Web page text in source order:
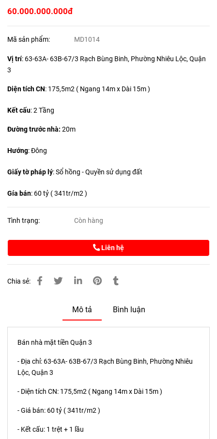
60.000.000.000đ
Mã sản phẩm: MD1014
Vị trí: 63-63A- 63B-67/3 Rạch Bùng Binh, Phường Nhiêu Lộc, Quận
3
Diện tích CN: 175,5m2 ( Ngang 14m x Dài 15m )
Kết cấu: 2 Tầng
Đường trước nhà: 20m
Hướng: Đông
Giấy tờ pháp lý: Sổ hồng - Quyền sử dụng đất
Gía bán: 60 tỷ ( 341tr/m2 )
Tình trạng: Còn hàng
Liên hệ
Chia sẻ:
Mô tả Bình luận
Bán nhà mặt tiền Quận 3
- Địa chỉ: 63-63A- 63B-67/3 Rạch Bùng Binh, Phường Nhiêu
Lộc, Quận 3
- Diện tích CN: 175,5m2 ( Ngang 14m x Dài 15m )
- Giá bán: 60 tỷ ( 341tr/m2 )
- Kết cấu: 1 trệt + 1 lầu